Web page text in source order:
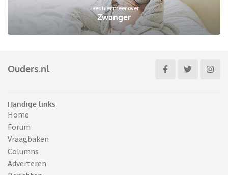
Lees hier meer over
Zwanger
Ouders.nl
Handige links
Home
Forum
Vraagbaken
Columns
Adverteren